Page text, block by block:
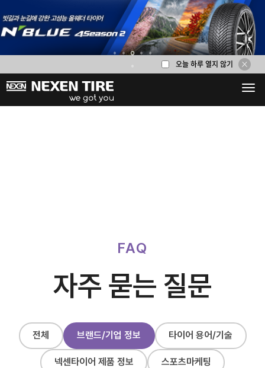
5
오늘 하루 열지 않기
FAQ
자주 묻는 질문
전체 브랜드/기업 정보 타이어 용어/기술
넥센타이어 제품 정보 스포츠마케팅